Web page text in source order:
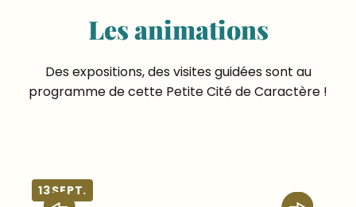
Les animations
Des expositions, des visites guidées sont au
programme de cette Petite Cité de Caractère !
13SEPT.